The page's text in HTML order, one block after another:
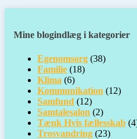
Mine blogindlæg i kategorier
Egenomsorg (38)
Familie (18)
Klima (6)
Kommunikation (12)
Samfund (12)
Samtalesalon (2)
Tænk Hvis fællesskab
Trosvandring (23)